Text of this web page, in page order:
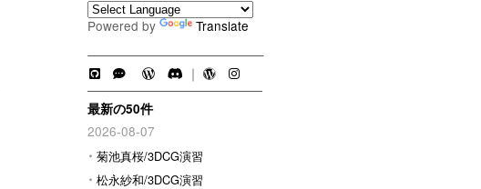
Powered by Translate
｜
最新の50件
2026-08-07
菊池真桜/3DCG演習
松永紗和/3DCG演習